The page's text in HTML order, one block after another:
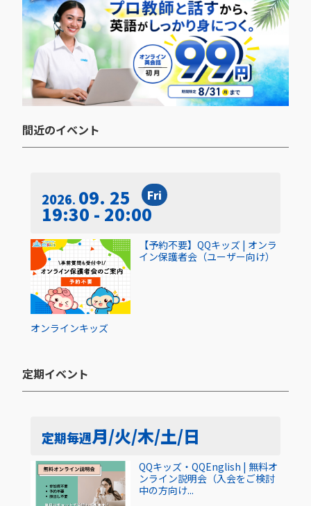
間近のイベント​
2026 09. 25 Fri
19:30 - 20:00
オンラインキッズ
【予約不要】QQキッズ | オンラ
イン保護者会（ユーザー向け）
定期イベント​
定期毎週月/火/木/土/日
QQキッズ・QQEnglish | 無料オ
ンライン説明会（入会をご検討
中の方向け...